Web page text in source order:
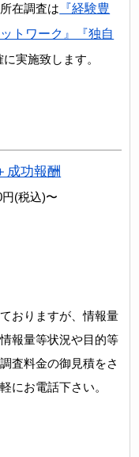
在調査は 『経験豊
トワーク』『独自
実施致します。
成功報酬
(税込)〜
おりますが、情報量
報量等状況や目的等
査料金の御見積をさ
にお電話下さい。